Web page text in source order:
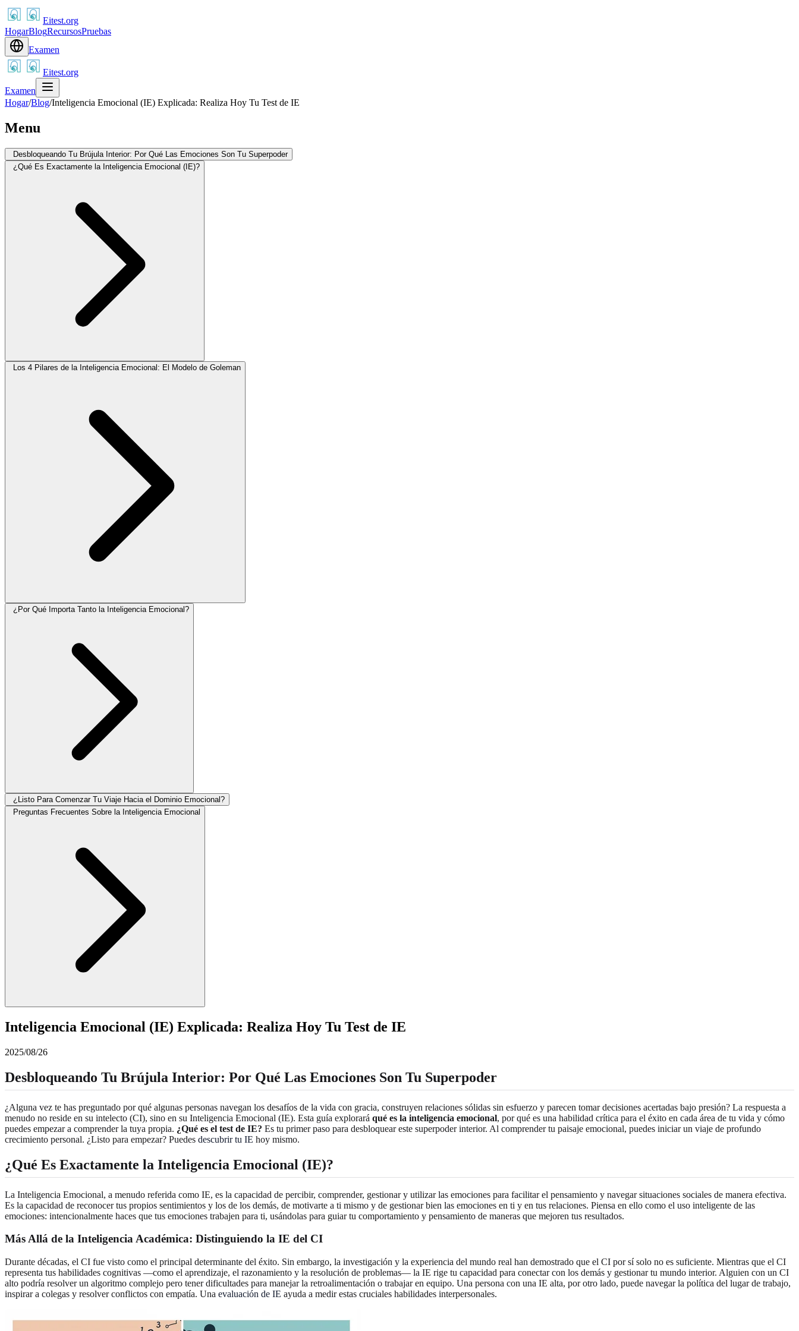
Eitest.org
HogarBlogRecursosPruebas
Examen
Eitest.org
Examen
Hogar/Blog/Inteligencia Emocional (IE) Explicada: Realiza Hoy Tu Test de IE
Menu
Desbloqueando Tu Brújula Interior: Por Qué Las Emociones Son Tu Superpoder
¿Qué Es Exactamente la Inteligencia Emocional (IE)?
Los 4 Pilares de la Inteligencia Emocional: El Modelo de Goleman
¿Por Qué Importa Tanto la Inteligencia Emocional?
¿Listo Para Comenzar Tu Viaje Hacia el Dominio Emocional?
Preguntas Frecuentes Sobre la Inteligencia Emocional
Inteligencia Emocional (IE) Explicada: Realiza Hoy Tu Test de IE
2025/08/26
Desbloqueando Tu Brújula Interior: Por Qué Las Emociones Son Tu Superpoder
¿Alguna vez te has preguntado por qué algunas personas navegan los desafíos de la vida con gracia, construyen relaciones sólidas sin esfuerzo y parecen tomar decisiones acertadas bajo presión? La respuesta a
menudo no reside en su intelecto (CI), sino en su Inteligencia Emocional (IE). Esta guía explorará qué es la inteligencia emocional, por qué es una habilidad crítica para el éxito en cada área de tu vida y cómo
puedes empezar a comprender la tuya propia. ¿Qué es el test de IE? Es tu primer paso para desbloquear este superpoder interior. Al comprender tu paisaje emocional, puedes iniciar un viaje de profundo
crecimiento personal. ¿Listo para empezar? Puedes descubrir tu IE hoy mismo.
¿Qué Es Exactamente la Inteligencia Emocional (IE)?
La Inteligencia Emocional, a menudo referida como IE, es la capacidad de percibir, comprender, gestionar y utilizar las emociones para facilitar el pensamiento y navegar situaciones sociales de manera efectiva.
Es la capacidad de reconocer tus propios sentimientos y los de los demás, de motivarte a ti mismo y de gestionar bien las emociones en ti y en tus relaciones. Piensa en ello como el uso inteligente de las
emociones: intencionalmente haces que tus emociones trabajen para ti, usándolas para guiar tu comportamiento y pensamiento de maneras que mejoren tus resultados.
Más Allá de la Inteligencia Académica: Distinguiendo la IE del CI
Durante décadas, el CI fue visto como el principal determinante del éxito. Sin embargo, la investigación y la experiencia del mundo real han demostrado que el CI por sí solo no es suficiente. Mientras que el CI
representa tus habilidades cognitivas —como el aprendizaje, el razonamiento y la resolución de problemas— la IE rige tu capacidad para conectar con los demás y gestionar tu mundo interior. Alguien con un CI
alto podría resolver un algoritmo complejo pero tener dificultades para manejar la retroalimentación o trabajar en equipo. Una persona con una IE alta, por otro lado, puede navegar la política del lugar de trabajo,
inspirar a colegas y resolver conflictos con empatía. Una evaluación de IE ayuda a medir estas cruciales habilidades interpersonales.